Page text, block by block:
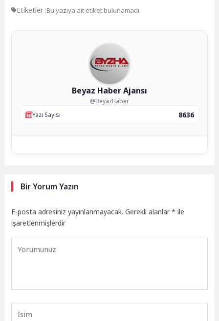
Etiketler :Bu yazıya ait etiket bulunamadı.
Beyaz Haber Ajansı
@BeyazHaber
Yazı Sayısı
8636
Bir Yorum Yazın
E-posta adresiniz yayınlanmayacak. Gerekli alanlar* ile
işaretlenmişlerdir